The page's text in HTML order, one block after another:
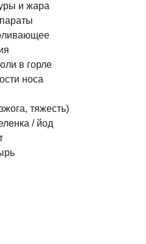
и жара
в горле
носа
тяжесть)
/ йод